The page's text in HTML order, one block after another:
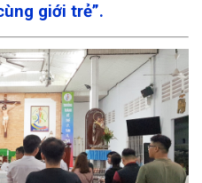
giới trẻ”.